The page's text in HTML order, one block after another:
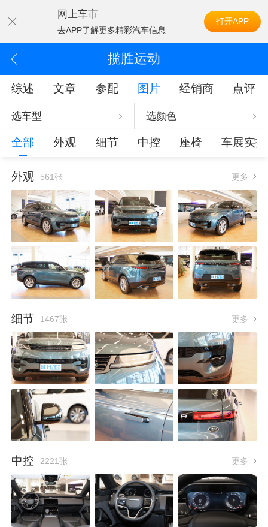
网上车市
去APP了解更多精彩汽车信息
打开APP
揽胜运动
综述 文章 参配 图片 经销商 点评
选车型 选颜色
全部 外观 细节 中控 座椅 车展实拍
外观 561张 更多
细节 1467张 更多
中控 2221张 更多